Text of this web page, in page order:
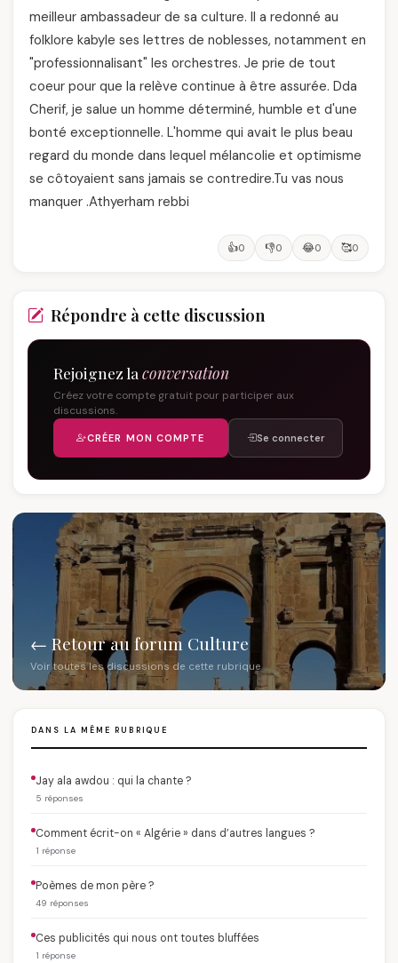
meilleur ambassadeur de sa culture. Il a redonné au
folklore kabyle ses lettres de noblesses, notamment en
"professionnalisant" les orchestres. Je prie de tout
coeur pour que la relève continue à être assurée. Dda
Cherif, je salue un homme déterminé, humble et d'une
bonté exceptionnelle. L'homme qui avait le plus beau
regard du monde dans lequel mélancolie et optimisme
se côtoyaient sans jamais se contredire.Tu vas nous
manquer .Athyerham rebbi
👍0 👎0 😂0 🥰0
Répondre à cette discussion
Rejoignez la conversation
Créez votre compte gratuit pour participer aux
discussions.
CRÉER MON COMPTE Se connecter
← Retour au forum Culture
Voir toutes les discussions de cette rubrique
DANS LA MÊME RUBRIQUE
Jay ala awdou : qui la chante ?
5 réponses
Comment écrit-on « Algérie » dans d’autres langues ?
1 réponse
Poèmes de mon père ?
49 réponses
Ces publicités qui nous ont toutes bluffées
1 réponse